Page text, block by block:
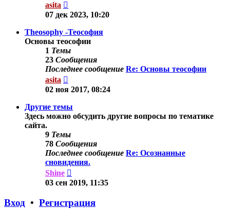
asita
к
сообщению
07 дек 2023, 10:20
Theosophy -Теософия
Основы теософии
1 Темы
23 Сообщения
Последнее сообщение Re: Основы теософии
asita
к
сообщению
02 ноя 2017, 08:24
Другие темы
Здесь можно обсудить другие вопросы по тематике
сайта.
9 Темы
78 Сообщения
Последнее сообщение Re: Осознанные
сновидения.
Shine
к
03 сен 2019, 11:35
Вход • Регистрация